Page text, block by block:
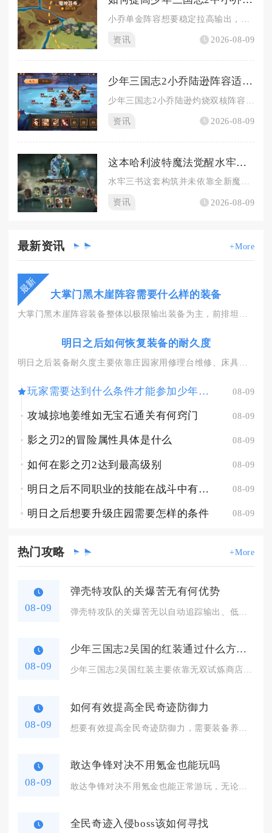
资讯 2026-08-09
少年三国志2小乔陆逊阵容适合哪个游戏版本
资讯 2026-08-09
这本哈利波特魔法觉醒水牢三书是否展现出新的魔法装备
水牢三书这套构筑并未依靠全新魔法装备获得强度跃升，核心战力依...
资讯 2026-08-09
最新资讯 +More
最新 大掌门黑木崖阵容需要什么样的装备
明日之后如何恢复装备的耐久度
玩家需要达到什么条件才能参加少年三国志皇陵探宝 08-09
攻城掠地姜维如无宝石通关有何窍门 08-09
影之刃2的冒险属性具体是什么 08-09
如何在影之刃2达到最高级别 08-09
明日之后不同职业的技能在战斗中有何优势 08-09
明日之后想要升级庄园需要怎样的条件 08-09
热门攻略 +More
08-09
弹壳特攻队的关爆苦无有何优势
08-09
少年三国志2吴国的红装通过什么方式获得
少年三国志2吴国红装主要依靠无双试炼商店碎片合成、各类限时活...
08-09
如何有效提高全民奇迹防御力
08-09
敢达争锋对决不用氪金也能玩吗
全民奇迹入侵boss该如何寻找